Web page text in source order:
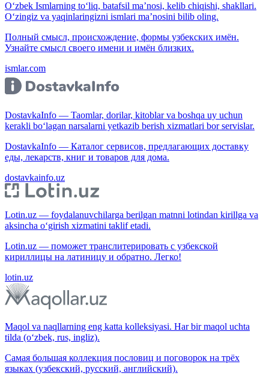
O‘zbek Ismlarning to‘liq, batafsil ma’nosi, kelib chiqishi, shakllari.
O‘zingiz va yaqinlaringizni ismlari ma’nosini bilib oling.
Полный смысл, происхождение, формы узбекских имён.
Узнайте смысл своего имени и имён близких.
ismlar.com
DostavkaInfo — Taomlar, dorilar, kitoblar va boshqa uy uchun
kerakli bo‘lagan narsalarni yetkazib berish xizmatlari bor servislar.
DostavkaInfo — Каталог сервисов, предлагающих доставку
еды, лекарств, книг и товаров для дома.
dostavkainfo.uz
Lotin.uz — foydalanuvchilarga berilgan matnni lotindan kirillga va
aksincha o‘girish xizmatini taklif etadi.
Lotin.uz — поможет транслитерировать с узбекской
кириллицы на латиницу и обратно. Легко!
lotin.uz
Maqol va naqllarning eng katta kolleksiyasi. Har bir maqol uchta
tilda (o‘zbek, rus, ingliz).
Самая большая коллекция пословиц и поговорок на трёх
языках (узбекский, русский, английский).